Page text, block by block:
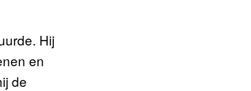
Hij
en
de